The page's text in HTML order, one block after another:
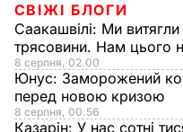
СВІЖІ БЛОГИ
Саакашвілі: Ми витягли
трясовини. Нам цього
8 серпня, 02.00
Юнус: Заморожений
перед новою кризою
8 серпня, 00.56
Казарін: У нас сотні